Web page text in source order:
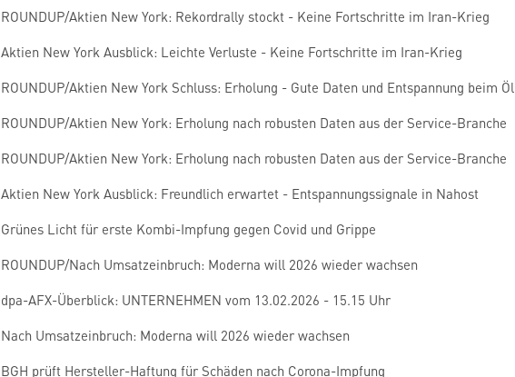
ROUNDUP/Aktien New York: Rekordrally stockt - Keine Fortschritte im Iran-Krieg
Aktien New York Ausblick: Leichte Verluste - Keine Fortschritte im Iran-Krieg
ROUNDUP/Aktien New York Schluss: Erholung - Gute Daten und Entspannung beim Öl
ROUNDUP/Aktien New York: Erholung nach robusten Daten aus der Service-Branche
ROUNDUP/Aktien New York: Erholung nach robusten Daten aus der Service-Branche
Aktien New York Ausblick: Freundlich erwartet - Entspannungssignale in Nahost
Grünes Licht für erste Kombi-Impfung gegen Covid und Grippe
ROUNDUP/Nach Umsatzeinbruch: Moderna will 2026 wieder wachsen
dpa-AFX-Überblick: UNTERNEHMEN vom 13.02.2026 - 15.15 Uhr
Nach Umsatzeinbruch: Moderna will 2026 wieder wachsen
BGH prüft Hersteller-Haftung für Schäden nach Corona-Impfung